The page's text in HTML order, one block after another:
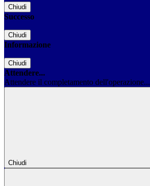
Chiudi
Successo
Chiudi
Informazione
Chiudi
Attendere...
Attendere il completamento dell'operazione...
Chiudi